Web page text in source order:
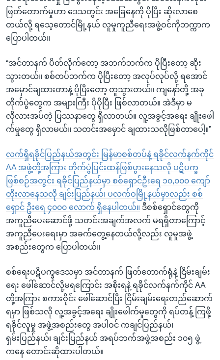
ဖြတ်တောက်မှုဟာ ဒေသတွင်း အခြေနေကို ပိုပြီး ဆိုးလာစေ
တယ်လို့ ရသေ့တောင်မြို့နယ် လူမှုကူညီရေးအဖွဲ့ဝင်ကိုဘက္ကာက
ပြောပါတယ်။
“အင်တာနက် ပိတ်လိုက်တော့ အဘက်ဘက်က ပိုပြီးတော့ ဆိုး
သွားတယ်။ စစ်တပ်ဘက်က ပိုပြီးတော့ အလုပ်လုပ်လို့ ရအောင်
အမှောင်ချထားတာနဲ့ ပိုပြီးတော့ တူသွားတယ်။ ကျနော်တို့ အခု
တိုက်ပွဲတွေက အများကြီး ပိုပိုပြီး ဖြစ်လာတယ်။ အဲဒီမှာ မ
လိုလားအပ်တဲ့ ပြဿနာတွေ ရှိလာတယ်။ လူ့အခွင့်အရေး ချိုးဖေါ
က်မှုတွေ ရှိလာမယ်။ သတင်းအမှောင် ချထားသလိုဖြစ်တာပေါ့။”
လက်ရှိရခိုင်ပြည်နယ်အတွင်း မြန်မာစစ်တပ်နဲ့ ရခိုင်လက်နက်ကိုင်
AA အဖွဲ့တို့အကြား တိုက်ပွဲပြင်းထန်ဖြစ်ပွားနေသလို ပဋိပက္ခ
ဖြစ်စဉ်အတွင်း ရခိုင်ပြည်နယ်မှာ စစ်ရှောင်ဦးရေ ၁၀,၀၀၀ ကျော်
တိုးလာနေသလို ချင်းပြည်နယ်၊ ပလက်ဝမြို့နယ်မှာလည်း စစ်
ရှောင် ဦးရေ ၄၀၀၀ လောက် ရှိနေပါတယ်။ ဒီစစ်ရှောင်တွေကို
အကူညီပေးဆောင်ဖို့ သတင်းအချက်အလက် မရရှိတာကြောင့်
အကူညီပေးရေးမှာ အခက်တွေ့နေတယ်လို့လည်း လူမှုအဖွဲ့
အစည်းတွေက ပြောပါတယ်။
စစ်ရေးပဋိပက္ခဒေသမှာ အင်တာနက် ဖြတ်တောက်ရုံနဲ့ ငြိမ်းချမ်း
ရေး ဖေါ်ဆောင်လို့မရကြောင်း အစိုးရနဲ့ ရခိုင်လက်နက်ကိုင် AA
တို့အကြား စကားဝိုင်း ဖေါ်ဆောင်ပြီး ငြိမ်းချမ်းရေးတည်ဆောက်
ရမှာ ဖြစ်သလို လူ့အခွင့်အရေး ချိုးဖေါက်မှုတွေကို ရပ်တန့် ကြဖို့
ရခိုင်လူမှု အဖွဲ့အစည်းတွေ အပါဝင် ကချင်ပြည်နယ်၊
ရှမ်းပြည်နယ်၊ ချင်းပြည်နယ် အရပ်ဘက်အဖွဲ့အစည်း ၁၀၅ ဖွဲ့
ကနေ တောင်းဆိုထားပါတယ်။